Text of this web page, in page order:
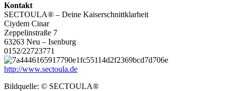
Kontakt
SECTOULA® – Deine Kaiserschnittklarheit
Ciydem Cinar
Zeppelinstraße 7
63263 Neu – Isenburg
0152/22723771
http://www.sectoula.de
Bildquelle: © SECTOULA®